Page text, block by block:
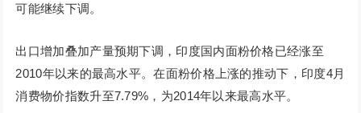
可能继续下调。
出口增加叠加产量预期下调，印度国内面粉价格已经涨至
2010年以来的最高水平。在面粉价格上涨的推动下，印度4月
消费物价指数升至7.79%，为2014年以来最高水平。